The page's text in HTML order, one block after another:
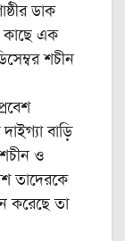
ডাক
কাছে এক
শচীন
বাড়ি
শচীন ও
তাদেরকে
করেছে তা